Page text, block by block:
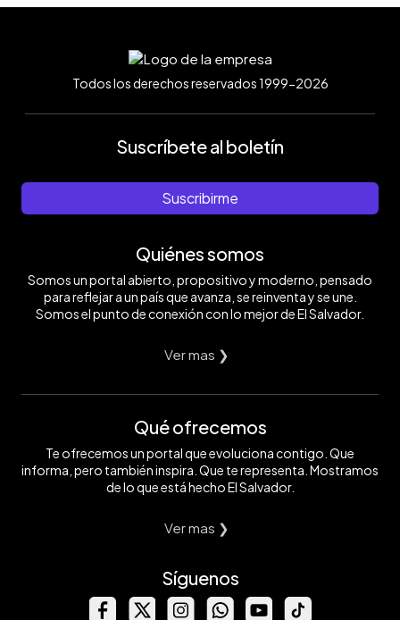
Todos los derechos reservados 1999-2026
Suscríbete al boletín
Suscribirme
Quiénes somos
Somos un portal abierto, propositivo y moderno, pensado
para reflejar a un país que avanza, se reinventa y se une.
Somos el punto de conexión con lo mejor de El Salvador.
Ver mas ❯
Qué ofrecemos
Te ofrecemos un portal que evoluciona contigo. Que
informa, pero también inspira. Que te representa. Mostramos
de lo que está hecho El Salvador.
Ver mas ❯
Síguenos